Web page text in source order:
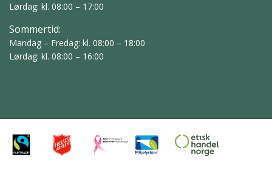
Lørdag: kl. 08:00 – 17:00
Sommertid:
Mandag – Fredag: kl. 08:00 – 18:00
Lørdag: kl. 08:00 – 16:00